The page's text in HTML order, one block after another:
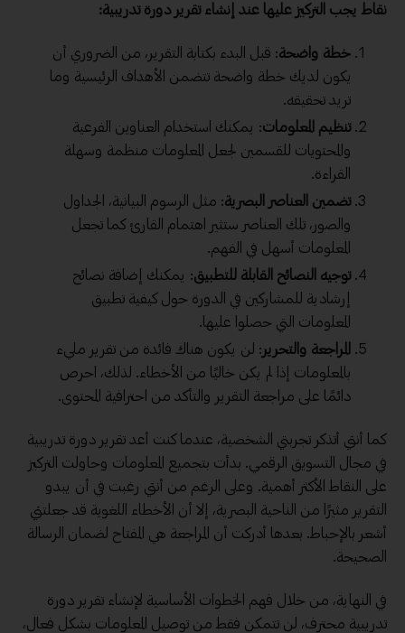
نقاط يجب التركيز عليها عند إنشاء تقرير دورة تدريبية:
خطة واضحة: قبل البدء بكتابة التقرير، من الضروري أن
يكون لديك خطة واضحة تتضمن الأهداف الرئيسية وما
تريد تحقيقه.
تنظيم المعلومات: يمكنك استخدام العناوين الفرعية
والمحتويات للقسمين لجعل المعلومات منظمة وسهلة
القراءة.
تضمين العناصر البصرية: مثل الرسوم البيانية، الجداول
والصور، تلك العناصر ستثير اهتمام القارئ كما تجعل
المعلومات أسهل في الفهم.
توجيه النصائح القابلة للتطبيق: يمكنك إضافة نصائح
إرشادية للمشاركين في الدورة حول كيفية تطبيق
المعلومات التي حصلوا عليها.
المراجعة والتحرير : لن يكون هناك فائدة من تقرير مليء
بالمعلومات إذا لم يكن خاليًا من الأخطاء. لذلك، احرص
دائمًا على مراجعة التقرير والتأكد من احترافية المحتوى.
كما أنني أتذكر تجربتي الشخصية، عندما كنت أعد تقرير دورة تدريبية
في مجال التسويق الرقمي. بدأت بتجميع المعلومات وحاولت التركيز
على النقاط الأكثر أهمية. وعلى الرغم من أنني رغبت في أن يبدو
التقرير مثيرًا من الناحية البصرية، إلا أن الأخطاء اللغوية قد جعلتني
أشعر بالإحباط. بعدها أدركت أن المراجعة هي المفتاح لضمان الرسالة
الصحيحة.
في النهاية، من خلال فهم الخطوات الأساسية لإنشاء تقرير دورة
تدريبية محترف، لن تتمكن فقط من توصيل المعلومات بشكل فعال،